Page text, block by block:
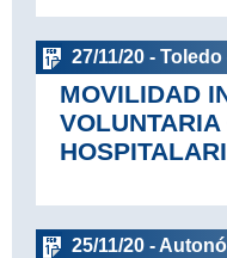
27/11/20 -
MOVILIDAD
25/11/20 -